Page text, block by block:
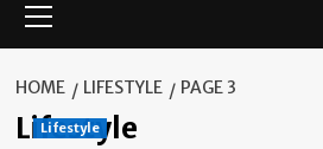
Menu
HOME LIFESTYLE PAGE 3
Lifestyle
Lifestyle